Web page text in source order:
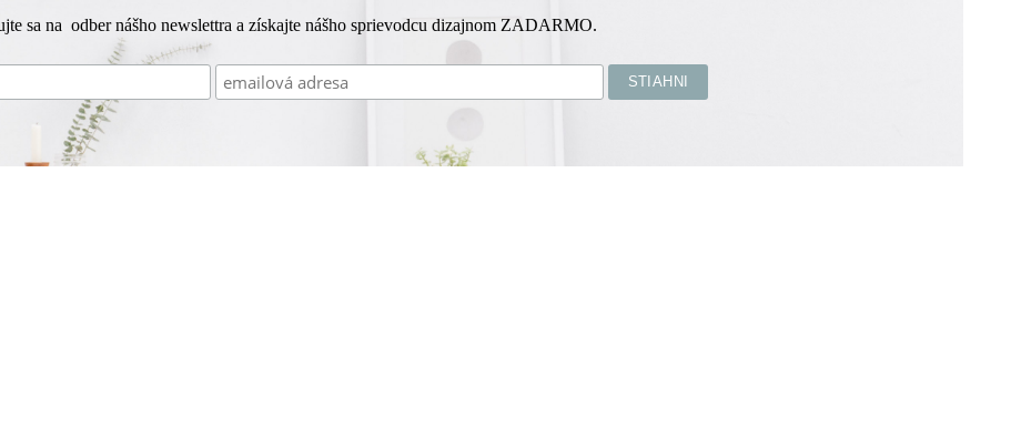
sa na odber nášho newslettra a získajte nášho sprievodcu dizajnomZADARMO.